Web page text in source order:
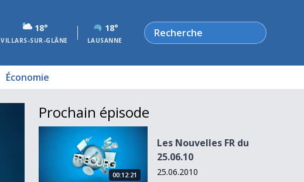
18°
VILLARS-SUR-GLÂNE
18°
LAUSANNE
Rechercher
Économie
Prochain épisode
Les Nouvelles FR du 25.06.10
00:12:21
Les Nouvelles FR du
25.06.10
25.06.2010